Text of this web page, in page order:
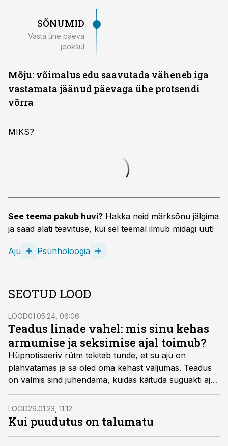
SÕNUMID
Vasta ühe päeva
jooksul
Mõju: võimalus edu saavutada väheneb iga
vastamata jäänud päevaga ühe protsendi
võrra
MIKS?
See teema pakub huvi? Hakka neid märksõnu jälgima
ja saad alati teavituse, kui sel teemal ilmub midagi uut!
Aju Psühholoogia
SEOTUD LOOD
LOOD01.05.24, 06:06
Teadus linade vahel: mis sinu kehas
armumise ja seksimise ajal toimub?
Hüpnotiseeriv rütm tekitab tunde, et su aju on
plahvatamas ja sa oled oma kehast väljumas. Teadus
on valmis sind juhendama, kuidas käituda suguakti ajal,
ja ühtlasi tõestama, et õige seksuaalelu on palju
rohkem kui pelk nauding.
LOOD29.01.23, 11:12
Kui puudutus on talumatu